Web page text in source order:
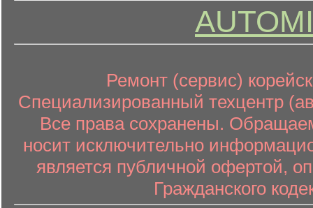
Ремонт (сервис)
Специализированный техцентр
Все права сохранены.
носит исключительно
является публичной офертой,
Гражданского